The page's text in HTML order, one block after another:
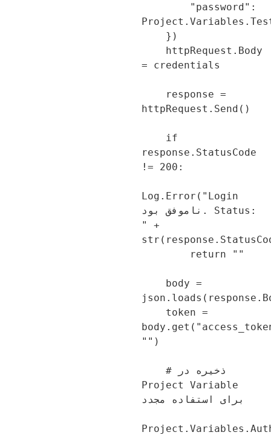
        "password":
    })
    httpRequest.Body
= credentials
    response =
httpRequest.Send()
    if
response.StatusCode
!= 200:
Log.Error("Login
ناموفق بود. Status:
" +
        return ""
    body =
    token =
"")
    # ذخیره در
Project Variable
برای استفاده مجدد